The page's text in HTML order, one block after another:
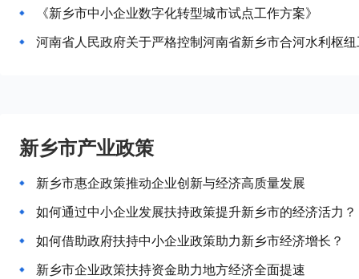
《新乡市中小企业数字化转型城市试点工作方案》
新乡市产业政策
新乡市惠企政策推动企业创新与经济高质量发展
如何通过中小企业发展扶持政策提升新乡市的经济活力？
如何借助政府扶持中小企业政策助力新乡市经济增长？
新乡市企业政策扶持资金助力地方经济全面提速